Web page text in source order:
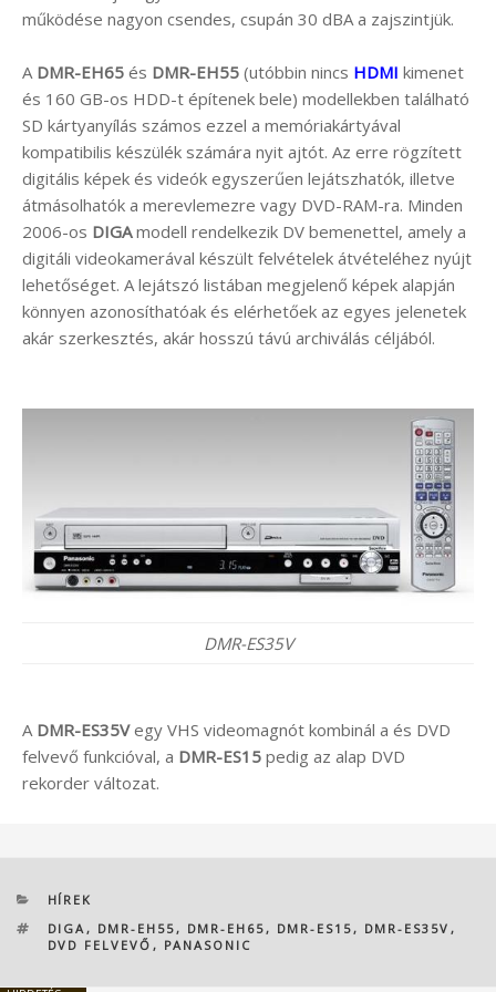
működése nagyon csendes, csupán 30 dBA a zajszintjük.
A DMR-EH65 és DMR-EH55 (utóbbin nincs HDMI kimenet
és 160 GB-os HDD-t építenek bele) modellekben található
SD kártyanyílás számos ezzel a memóriakártyával
kompatibilis készülék számára nyit ajtót. Az erre rögzített
digitális képek és videók egyszerűen lejátszhatók, illetve
átmásolhatók a merevlemezre vagy DVD-RAM-ra. Minden
2006-os DIGAmodell rendelkezik DV bemenettel, amely a
digitáli videokamerával készült felvételek átvételéhez nyújt
lehetőséget. A lejátszó listában megjelenő képek alapján
könnyen azonosíthatóak és elérhetőek az egyes jelenetek
akár szerkesztés, akár hosszú távú archiválás céljából.
DMR-ES35V
A DMR-ES35Vegy VHS videomagnót kombinál a és DVD
felvevő funkcióval, a DMR-ES15 pedig az alap DVD
rekorder változat.
KATEGÓRIÁK
HÍREK
CÍMKÉK
DIGA, DMR-EH55, DMR-EH65, DMR-ES15, DMR-ES35V ,
DVD FELVEVŐ , PANASONIC